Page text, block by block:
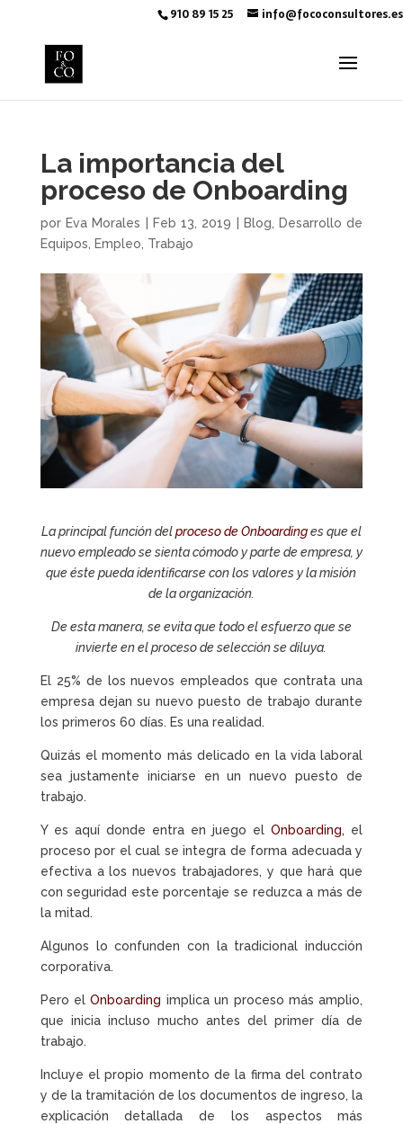
910 89 15 25 info@fococonsultores.es
La importancia del
proceso de Onboarding
por Eva Morales Feb 13, 2019 Blog
Desarrollo de
Equipos
Empleo Trabajo
La principal función delproceso de Onboardinges que el
nuevo empleado se sienta cómodo y parte de empresa, y
que éste pueda identificarse con los valores y la misión
de la organización.
De esta manera, se evita que todo el esfuerzo que se
invierte en el proceso de selección se diluya.
El 25% de los nuevos empleados que contrata una
empresa dejan su nuevo puesto de trabajo durante
los primeros 60 días. Es una realidad.
Quizás el momento más delicado en la vida laboral
sea justamente iniciarse en un nuevo puesto de
trabajo.
Y es aquí donde entra en juego elOnboarding, el
proceso por el cual se integra de forma adecuada y
efectiva a los nuevos trabajadores, y que hará que
con seguridad este porcentaje se reduzca a más de
la mitad.
Algunos lo confunden con la tradicional inducción
corporativa.
Pero elOnboarding implica un proceso más amplio,
que inicia incluso mucho antes del primer día de
trabajo.
Incluye el propio momento de la firma del contrato
y de la tramitación de los documentos de ingreso, la
explicación detallada de los aspectos más